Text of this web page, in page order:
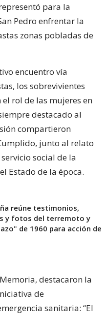
para la
Pedro enfrentar la
zonas pobladas de
encuentro vía
los sobrevivientes
rol de las mujeres en
destacado al
compartieron
junto al relato
social de la
Estado de la época.
reúne testimonios,
y fotos del terremoto y
de 1960 para acción de
destacaron la
de
sanitaria: “El